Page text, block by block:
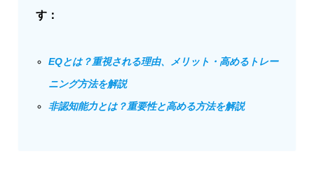
す：
EQとは？重視される理由、メリット・高めるトレー
ニング方法を解説
非認知能力とは？重要性と高める方法を解説